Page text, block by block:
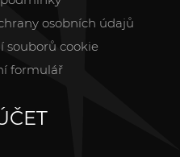
osobních údajů
souborů cookie
formulář